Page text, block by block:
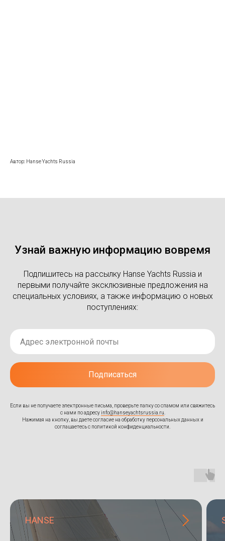
Автор: Hanse Yachts Russia
Узнай важную информацию вовремя
Подпишитесь на рассылку Hanse Yachts Russia и
первыми получайте эксклюзивные предложения на
специальных условиях, а также информацию о новых
поступлениях:
Подписаться
Если вы не получаете электронные письма, проверьте папку со спамом или свяжитесь
с нами по адресуinfo@hanseyachtsrussia.ru
Нажимая на кнопку, вы даете согласие на обработку персональных данных и
соглашаетесь c политикой конфиденциальности
HANSE